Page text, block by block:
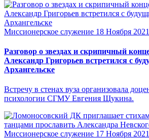
Миссионерское служение 18 Ноября 2021
Разговор о звездах и скрипичный
Александр Григорьев встретился с
Архангельске
Встречу в стенах вуза организовала
психологии СГМУ Евгения Щукина.
Миссионерское служение 17 Ноября 2021